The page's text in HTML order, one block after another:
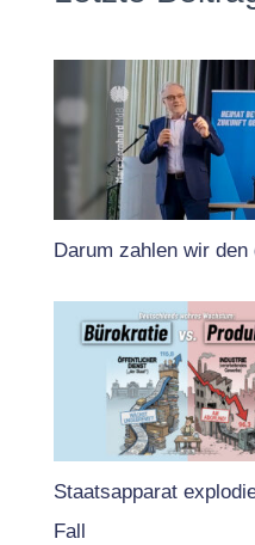
Darum zahlen wir
Staatsapparat
Fall